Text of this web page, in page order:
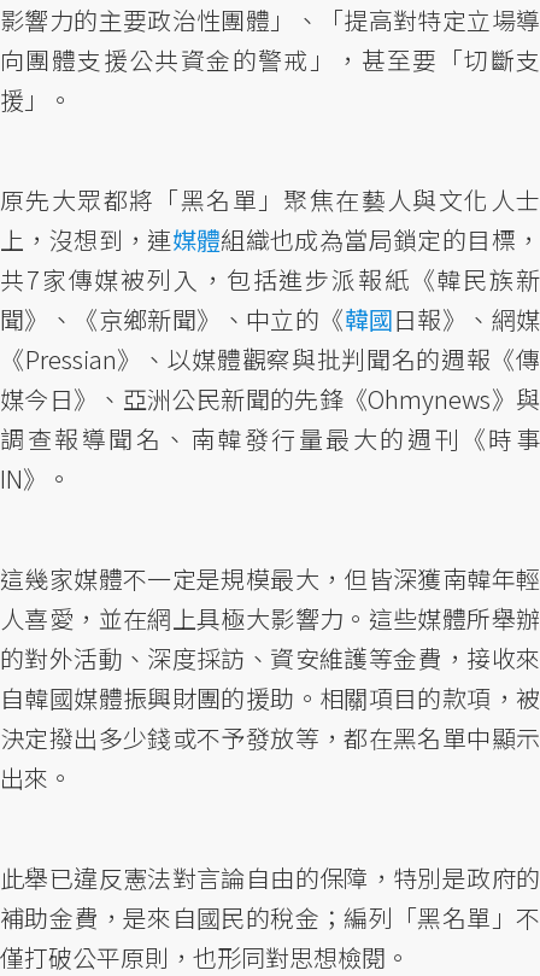
影響力的主要政治性團體」、「提高對特定立場導
向團體支援公共資金的警戒」，甚至要「切斷支
援」。
原先大眾都將「黑名單」聚焦在藝人與文化人士
上，沒想到，連媒體組織也成為當局鎖定的目標，
共7家傳媒被列入，包括進步派報紙《韓民族新
聞》、《京鄉新聞》、中立的《韓國日報》、網媒
《Pressian》、以媒體觀察與批判聞名的週報《傳
媒今日》、亞洲公民新聞的先鋒《Ohmynews》與
調查報導聞名、南韓發行量最大的週刊《時事
IN》。
這幾家媒體不一定是規模最大，但皆深獲南韓年輕
人喜愛，並在網上具極大影響力。這些媒體所舉辦
的對外活動、深度採訪、資安維護等金費，接收來
自韓國媒體振興財團的援助。相關項目的款項，被
決定撥出多少錢或不予發放等，都在黑名單中顯示
出來。
此舉已違反憲法對言論自由的保障，特別是政府的
補助金費，是來自國民的稅金；編列「黑名單」不
僅打破公平原則，也形同對思想檢閱。